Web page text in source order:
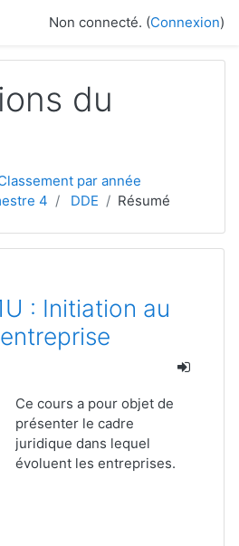
Non connecté. (Connexion)
du
par année
4 DDE Résumé
: Initiation au
Ce cours a pour objet de
présenter le cadre
juridique dans lequel
évoluent les entreprises.